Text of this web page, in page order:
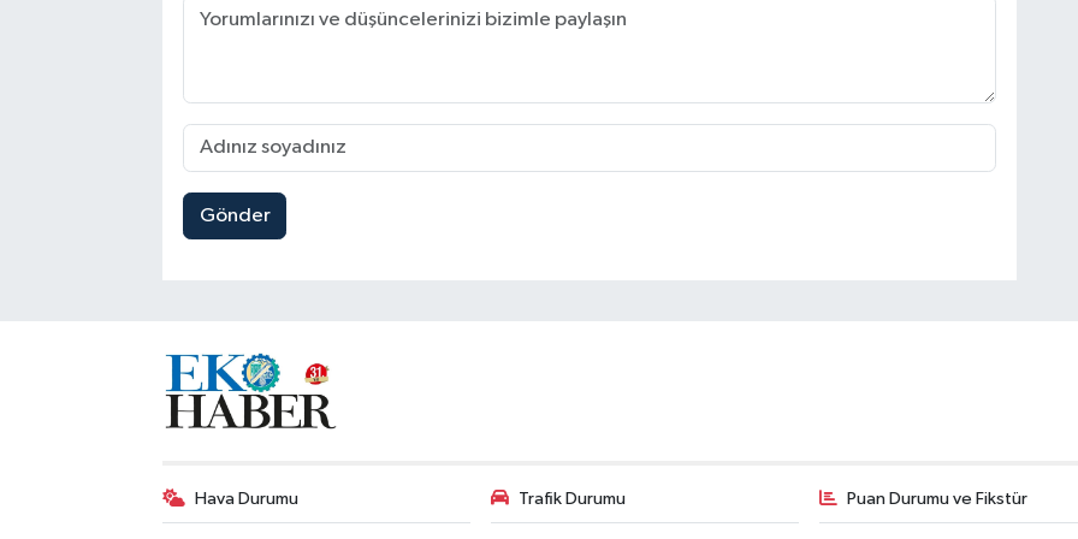
Gönder
Hava Durumu Trafik Durumu Puan Durumu ve Fikstür